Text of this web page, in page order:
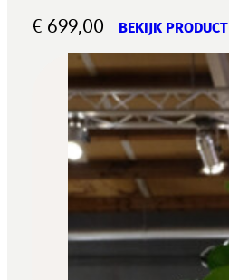
€ 699,00 BEKIJK PRODUCT